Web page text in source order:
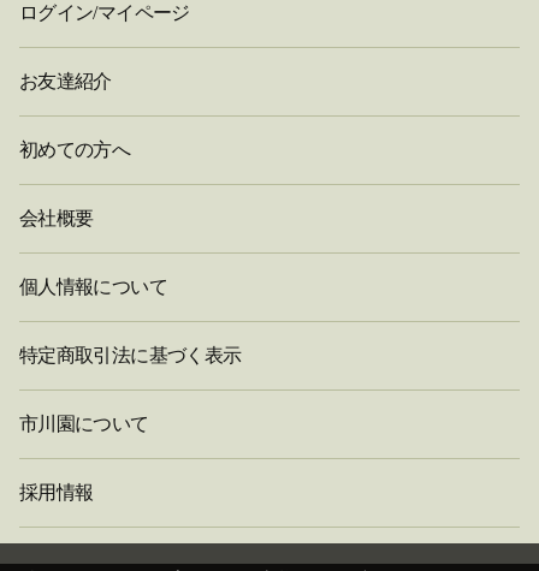
ログイン/マイページ
お友達紹介
初めての方へ
会社概要
個人情報について
特定商取引法に基づく表示
市川園について
採用情報
閉